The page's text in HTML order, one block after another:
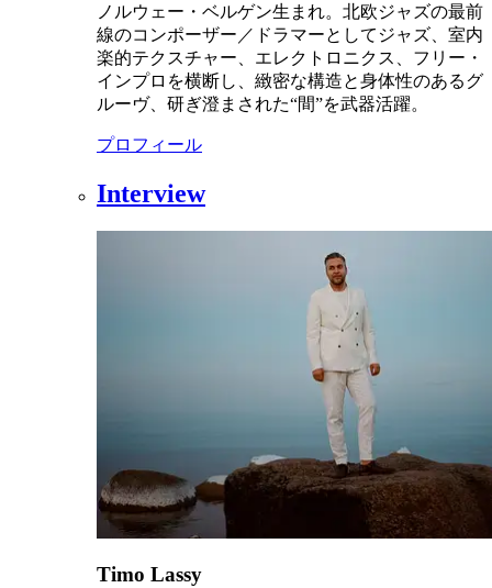
ノルウェー・ベルゲン生まれ。北欧ジャズの最前
線のコンポーザー／ドラマーとしてジャズ、室内
楽的テクスチャー、エレクトロニクス、フリー・
インプロを横断し、緻密な構造と身体性のあるグ
ルーヴ、研ぎ澄まされた“間”を武器活躍。
プロフィール
Interview
Timo Lassy